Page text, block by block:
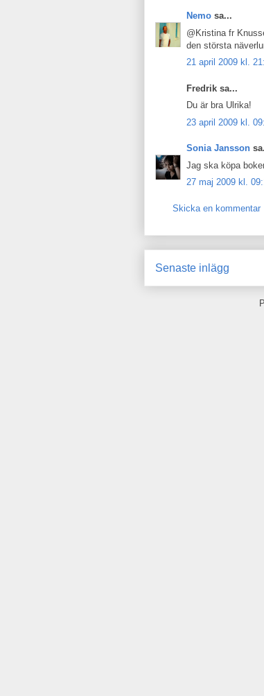
Nemo sa...
@Kristina fr
den största
21 april 2009 kl.
Fredrik sa...
Du är bra Ulrika!
23 april 2009 kl.
Sonia Jansson
Jag ska köpa
27 maj 2009 kl.
Skicka en kommentar
Senaste inlägg